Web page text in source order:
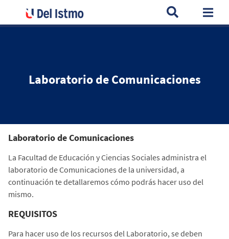
Home Universidad Educación Ciencias
Laboratorio de Comunicaciones
Laboratorio de Comunicaciones
La Facultad de Educación y Ciencias Sociales administra el
laboratorio de Comunicaciones de la universidad, a
continuación te detallaremos cómo podrás hacer uso del
mismo.
REQUISITOS
Para hacer uso de los recursos del Laboratorio, se deben